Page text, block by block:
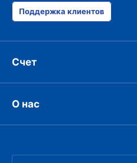
Поддержка клиентов
Счет
О нас